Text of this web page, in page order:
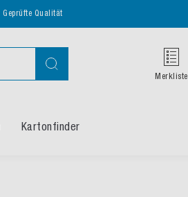
Geprüfte Qualität
Suche
Merkliste
Kartonfinder